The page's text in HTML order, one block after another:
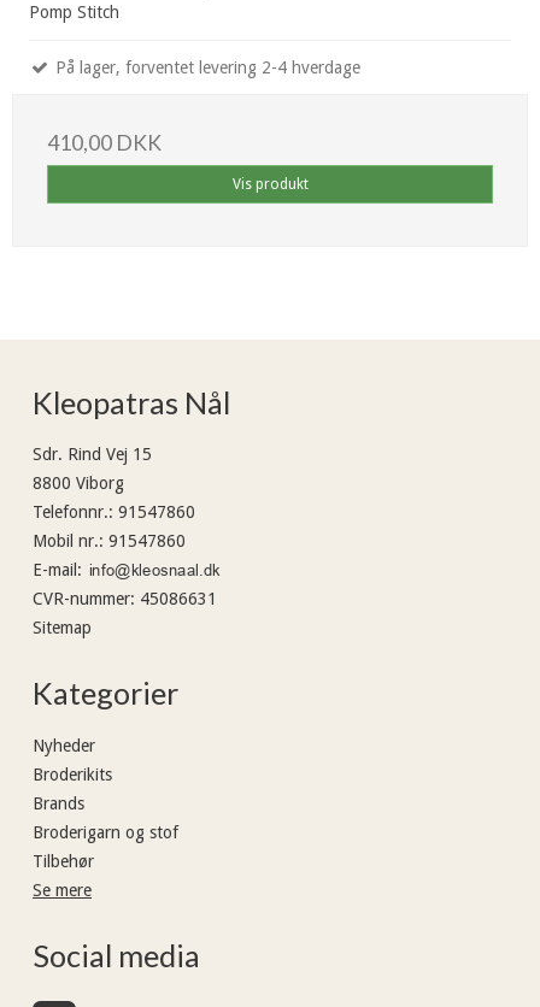
Pomp Stitch
På lager, forventet levering 2-4 hverdage
410,00 DKK
Vis produkt
Kleopatras Nål
Sdr. Rind Vej 15
8800 Viborg
Telefonnr.: 91547860
Mobil nr.: 91547860
E-mail :
CVR-nummer: 45086631
Sitemap
Kategorier
Nyheder
Broderikits
Brands
Broderigarn og stof
Tilbehør
Se mere
Social media